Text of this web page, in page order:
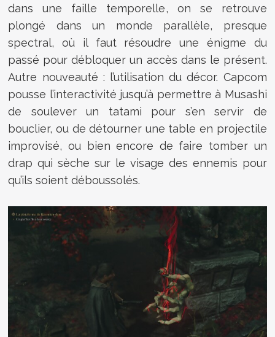
dans une faille temporelle, on se retrouve
plongé dans un monde parallèle, presque
spectral, où il faut résoudre une énigme du
passé pour débloquer un accès dans le présent.
Autre nouveauté : l’utilisation du décor. Capcom
pousse l’interactivité jusqu’à permettre à Musashi
de soulever un tatami pour s’en servir de
bouclier, ou de détourner une table en projectile
improvisé, ou bien encore de faire tomber un
drap qui sèche sur le visage des ennemis pour
qu’ils soient déboussolés.